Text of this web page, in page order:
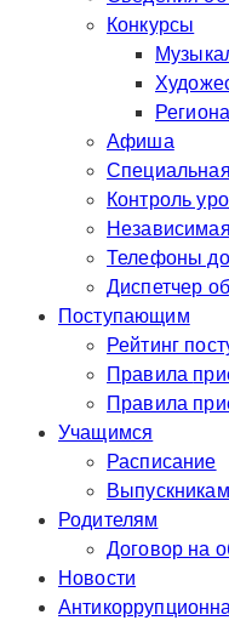
Конкурсы
Афиша
Контроль
Телефоны
Диспетчер
Поступающим
Рейтинг
Учащимся
Расписание
Выпускникам
Родителям
Договор на
Новости